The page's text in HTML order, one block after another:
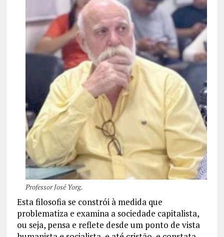
Professor José Yorg.
Esta filosofia se constrói à medida que
problematiza e examina a sociedade capitalista,
ou seja, pensa e reflete desde um ponto de vista